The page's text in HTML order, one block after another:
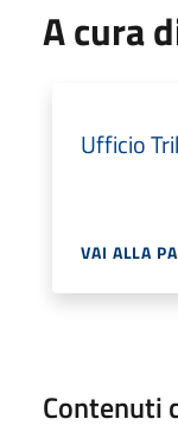
A cura
Ufficio
VAI ALLA
Contenuti